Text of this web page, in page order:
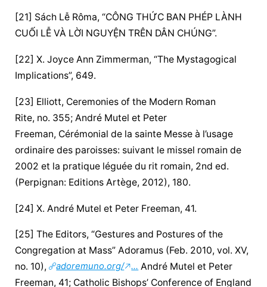
[21] Sách Lễ Rôma, “CÔNG THỨC BAN PHÉP LÀNH
CUỐI LỄ VÀ LỜI NGUYỆN TRÊN DÂN CHÚNG”.
[22] X. Joyce Ann Zimmerman, “The Mystagogical
Implications”, 649.
[23] Elliott, Ceremonies of the Modern Roman
Rite, no. 355; André Mutel et Peter
Freeman, Cérémonial de la sainte Messe à l’usage
ordinaire des paroisses: suivant le missel romain de
2002 et la pratique léguée du rit romain, 2nd ed.
(Perpignan: Editions Artège, 2012), 180.
[24] X. André Mutel et Peter Freeman, 41.
[25] The Editors, “Gestures and Postures of the
Congregation at Mass” Adoramus (Feb. 2010, vol. XV,
no. 10),
adoremuno.org/ ... André Mutel et Peter
Freeman, 41; Catholic Bishops’ Conference of England